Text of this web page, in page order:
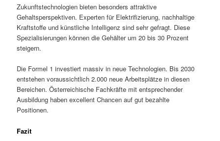
Zukunftstechnologien bieten besonders attraktive
Gehaltsperspektiven. Experten für Elektrifizierung, nachhaltige
Kraftstoffe und künstliche Intelligenz sind sehr gefragt. Diese
Spezialisierungen können die Gehälter um 20 bis 30 Prozent
steigern.
Die Formel 1 investiert massiv in neue Technologien. Bis 2030
entstehen voraussichtlich 2.000 neue Arbeitsplätze in diesen
Bereichen. Österreichische Fachkräfte mit entsprechender
Ausbildung haben excellent Chancen auf gut bezahlte
Positionen.
Fazit